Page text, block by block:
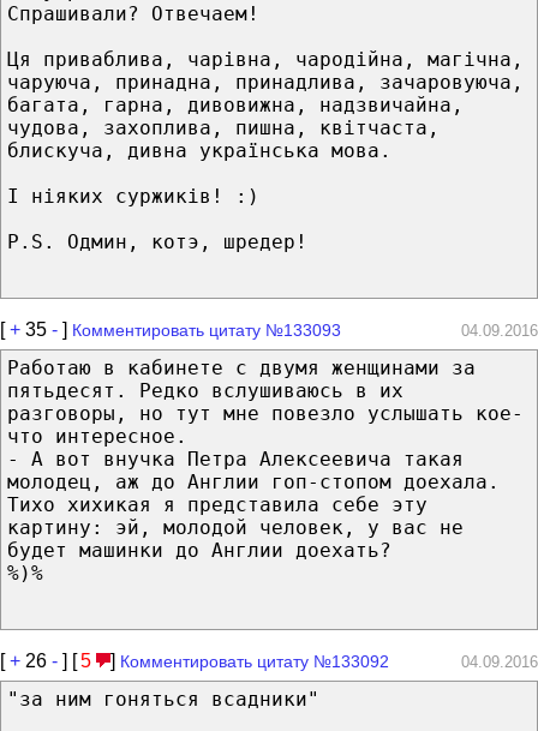
Спрашивали? Отвечаем!
Ця приваблива, чарівна, чародійна, магічна,
чаруюча, принадна, принадлива, зачаровуюча,
багата, гарна, дивовижна, надзвичайна,
чудова, захоплива, пишна, квітчаста,
блискуча, дивна українська мова.
І ніяких суржиків! :)
P.S. Одмин, котэ, шредер!
[+ 35 - ] Комментировать цитату №133093 04.09.2016
Работаю в кабинете с двумя женщинами за
пятьдесят. Редко вслушиваюсь в их
разговоры, но тут мне повезло услышать кое-
что интересное.
- А вот внучка Петра Алексеевича такая
молодец, аж до Англии гоп-стопом доехала.
Тихо хихикая я представила себе эту
картину: эй, молодой человек, у вас не
будет машинки до Англии доехать?
%)%
[+ 26 - ] [5 ] Комментировать цитату №133092 04.09.2016
"за ним гоняться всадники"